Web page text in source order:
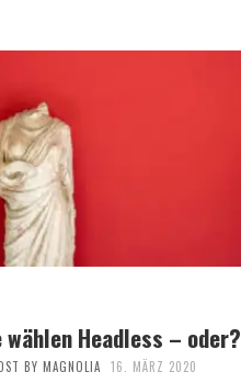
wählen Headless – oder?
BY MAGNOLIA 16. MÄRZ 2020